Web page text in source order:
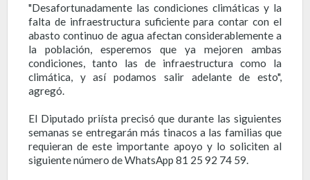
"Desafortunadamente las condiciones climáticas y la
falta de infraestructura suficiente para contar con el
abasto continuo de agua afectan considerablemente a
la población, esperemos que ya mejoren ambas
condiciones, tanto las de infraestructura como la
climática, y así podamos salir adelante de esto",
agregó.
El Diputado priísta precisó que durante las siguientes
semanas se entregarán más tinacos a las familias que
requieran de este importante apoyo y lo soliciten al
siguiente número de WhatsApp 81 25 92 74 59.